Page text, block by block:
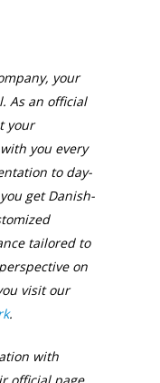
your
As an official
your
you every
to day-
get Danish-
tailored to
on
visit our
.
with